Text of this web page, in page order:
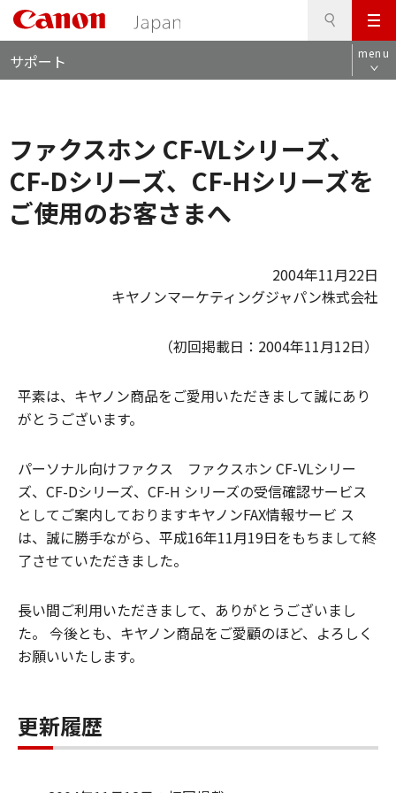
メ
ニ
ュ
ビ
サポート menu
ファクスホン CF-VLシリーズ、
CF-Dシリーズ、CF-Hシリーズを
ご使用のお客さまへ
2004年11月22日
キヤノンマーケティングジャパン株式会社
（初回掲載日：2004年11月12日）
平素は、キヤノン商品をご愛用いただきまして誠にあり
がとうございます。
パーソナル向けファクス ファクスホン CF-VLシリー
ズ、CF-Dシリーズ、CF-H シリーズの受信確認サービス
としてご案内しておりますキヤノンFAX情報サービ ス
は、誠に勝手ながら、平成16年11月19日をもちまして終
了させていただきました。
長い間ご利用いただきまして、ありがとうございまし
た。 今後とも、キヤノン商品をご愛顧のほど、よろしく
お願いいたします。
更新履歴